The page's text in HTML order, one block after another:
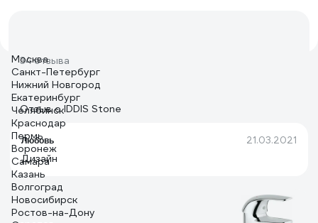
34 отзыва
Отзыв о IDDIS Stone
Любовь 21.03.2021
Дизайн
Москва
Санкт-Петербург
Нижний Новгород
Екатеринбург
Челябинск
Краснодар
Пермь
Воронеж
Самара
Казань
Волгоград
Новосибирск
Ростов-на-Дону